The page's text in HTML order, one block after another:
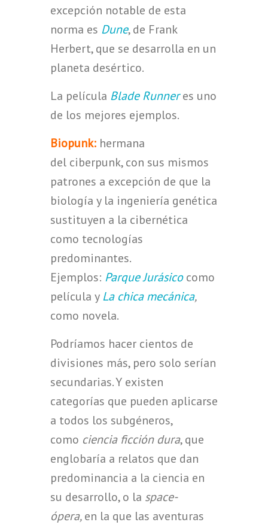
excepción notable de esta
norma es Dune, de Frank
Herbert, que se desarrolla en un
planeta desértico.
La película Blade Runneres uno
de los mejores ejemplos.
Biopunk: hermana
del ciberpunk, con sus mismos
patrones a excepción de que la
biología y la ingeniería genética
sustituyen a la cibernética
como tecnologías
predominantes.
Ejemplos: Parque Jurásicocomo
película yLa chica mecánica,
como novela.
Podríamos hacer cientos de
divisiones más, pero solo serían
secundarias. Y existen
categorías que pueden aplicarse
a todos los subgéneros,
como ciencia ficción dura, que
englobaría a relatos que dan
predominancia a la ciencia en
su desarrollo, o la space-
ópera,en la que las aventuras